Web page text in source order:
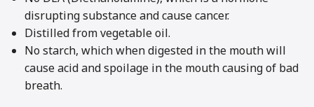
disrupting substance and cause cancer.
Distilled from vegetable oil.
No starch, which when digested in the mouth will
cause acid and spoilage in the mouth causing of bad
breath.